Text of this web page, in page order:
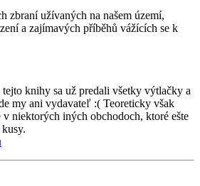
zbraní užívaných na našem území,
a zajímavých příběhů vážících se k
knihy sa už predali všetky výtlačky a
my ani vydavateľ :( Teoreticky však
v niektorých iných obchodoch, ktoré ešte